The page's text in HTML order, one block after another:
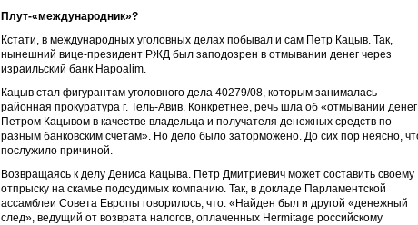
Плут-«международник»?
Кстати, в международных уголовных делах побывал и сам Петр Кацыв. Так,
нынешний вице-президент РЖД был заподозрен в отмывании денег через
израильский банк Hapoalim.
Кацыв стал фигурантам уголовного дела 40279/08, которым занималась
районная прокуратура г. Тель-Авив. Конкретнее, речь шла об «отмывании денег
Петром Кацывом в качестве владельца и получателя денежных средств по
разным банковским счетам». Но дело было заторможено. До сих пор неясно,
послужило причиной.
Возвращаясь к делу Дениса Кацыва. Петр Дмитриевич может составить своему
отпрыску на скамье подсудимых компанию. Так, в докладе Парламентской
ассамблеи Совета Европы говорилось, что: «Найден был и другой «денежный
след», ведущий от возврата налогов, оплаченных Hermitage российскому